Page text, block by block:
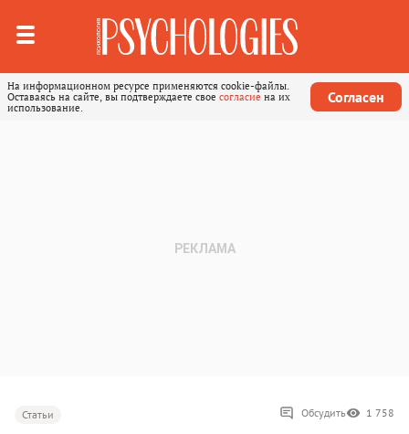
На информационном ресурсе применяются cookie-файлы.
Оставаясь на сайте, вы подтверждаете свое согласие на их
использование.
Согласен
Статьи Обсудить 1 758